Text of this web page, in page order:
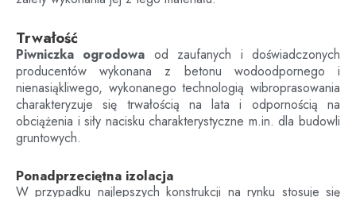
Trwałość
Piwniczka ogrodowa od zaufanych i doświadczonych
producentów wykonana z betonu wodoodpornego i
nienasiąkliwego, wykonanego technologią wibroprasowania
charakteryzuje się trwałością na lata i odpornością na
obciążenia i siły nacisku charakterystyczne m.in. dla budowli
gruntowych.
Ponadprzeciętna izolacja
W przypadku najlepszych konstrukcji na rynku stosuje się